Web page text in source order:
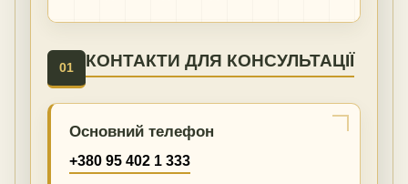
01 КОНТАКТИ ДЛЯ КОНСУЛЬТАЦІЇ
Основний телефон
+380 95 402 1 333